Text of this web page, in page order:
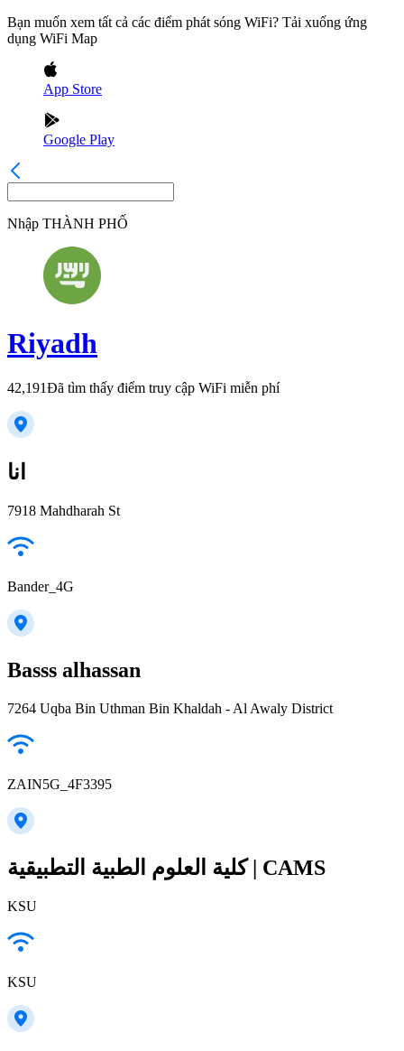
Bạn muốn xem tất cả các điểm phát sóng WiFi? Tải xuống ứng
dụng WiFi Map
App Store
Google Play
Nhập THÀNH PHỐ
Riyadh
42,191Đã tìm thấy điểm truy cập WiFi miễn phí
انا
7918 Mahdharah St
Bander_4G
Basss alhassan
7264 Uqba Bin Uthman Bin Khaldah - Al Awaly District
ZAIN5G_4F3395
كلية العلوم الطبية التطبيقية | CAMS
KSU
KSU